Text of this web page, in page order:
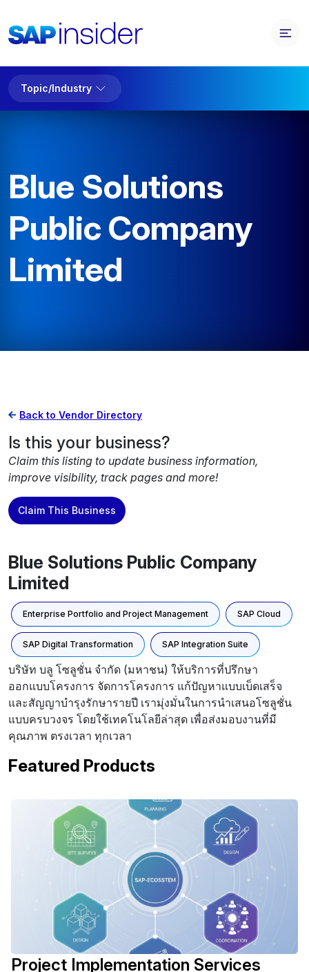
Topic/Industry
Blue Solutions
Public Company
Limited
Back to Vendor Directory
Is this your business?
Claim this listing to update business information,
improve visibility, track pages and more!
Claim This Business
Blue Solutions Public Company
Limited
Enterprise Portfolio and Project Management SAP Cloud
SAP Digital Transformation SAP Integration Suite
บริษัท บลู โซลูชั่น จำกัด (มหาชน) ให้บริการที่ปรึกษา
ออกแบบโครงการ จัดการโครงการ แก้ปัญหาแบบเบ็ดเสร็จ
และสัญญาบำรุงรักษารายปี เรามุ่งมั่นในการนำเสนอโซลูชั่น
แบบครบวงจร โดยใช้เทคโนโลยีล่าสุด เพื่อส่งมอบงานที่มี
คุณภาพ ตรงเวลา ทุกเวลา
Featured Products
Project Implementation Services